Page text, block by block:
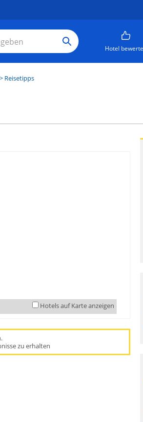
Hotel
Reisetipps
Hotels auf Karte anzeigen
zu erhalten